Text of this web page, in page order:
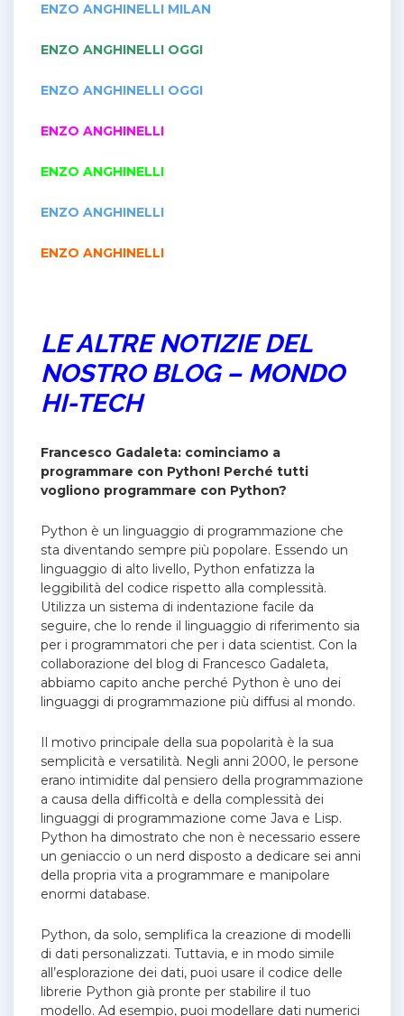
ENZO ANGHINELLI MILAN
ENZO ANGHINELLI OGGI
ENZO ANGHINELLI OGGI
ENZO ANGHINELLI
ENZO ANGHINELLI
ENZO ANGHINELLI
ENZO ANGHINELLI
LE ALTRE NOTIZIE DEL
NOSTRO BLOG – MONDO
HI-TECH
Francesco Gadaleta: cominciamo a
programmare con Python! Perché tutti
vogliono programmare con Python?
Python è un linguaggio di programmazione che
sta diventando sempre più popolare. Essendo un
linguaggio di alto livello, Python enfatizza la
leggibilità del codice rispetto alla complessità.
Utilizza un sistema di indentazione facile da
seguire, che lo rende il linguaggio di riferimento sia
per i programmatori che per i data scientist. Con la
collaborazione del blog di Francesco Gadaleta,
abbiamo capito anche perché Python è uno dei
linguaggi di programmazione più diffusi al mondo.
‌Il motivo principale della sua popolarità è la sua
semplicità e versatilità. Negli anni 2000, le persone
erano intimidite dal pensiero della programmazione
a causa della difficoltà e della complessità dei
linguaggi di programmazione come Java e Lisp.
Python ha dimostrato che non è necessario essere
un geniaccio o un nerd disposto a dedicare sei anni
della propria vita a programmare e manipolare
enormi database.
Python, da solo, semplifica la creazione di modelli
di dati personalizzati. Tuttavia, e in modo simile
all’esplorazione dei dati, puoi usare il codice delle
librerie Python già pronte per stabilire il tuo
modello. Ad esempio, puoi modellare dati numerici